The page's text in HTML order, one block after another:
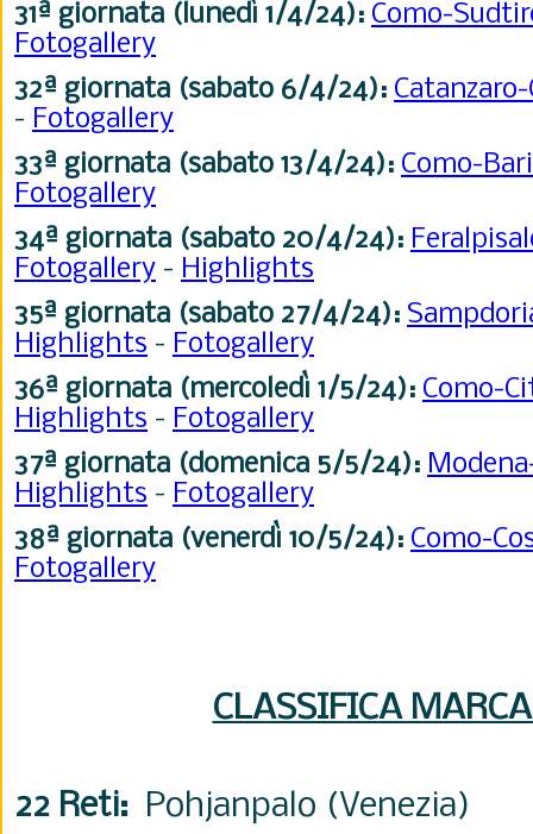
31ª giornata (lunedì 1/4/24): Como-
Fotogallery
32ª giornata (sabato 6/4/24):
- Fotogallery
33ª giornata (sabato 13/4/24): Como-
Fotogallery
34ª giornata (sabato 20/4/24):
Fotogallery - Highlights
35ª giornata (sabato 27/4/24):
Highlights - Fotogallery
36ª giornata (mercoledì 1/5/24): Como-
Highlights - Fotogallery
37ª giornata (domenica 5/5/24):
Highlights - Fotogallery
38ª giornata (venerdì 10/5/24): Como-
Fotogallery
CLASSIFICA
22 Reti: Pohjanpalo (Venezia)